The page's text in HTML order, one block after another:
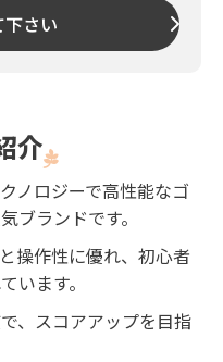
下さい
介
ノロジーで高性能なゴ
ブランドです。
操作性に優れ、初心者
います。
、スコアアップを目指